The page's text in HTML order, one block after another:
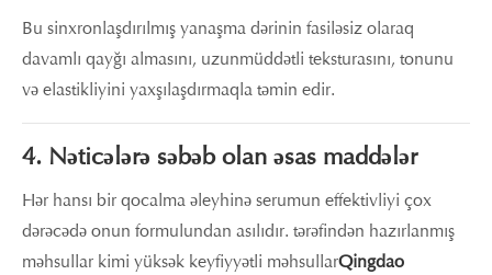
Bu sinxronlaşdırılmış yanaşma dərinin fasiləsiz olaraq
davamlı qayğı almasını, uzunmüddətli teksturasını, tonunu
və elastikliyini yaxşılaşdırmaqla təmin edir.
4. Nəticələrə səbəb olan əsas maddələr
Hər hansı bir qocalma əleyhinə serumun effektivliyi çox
dərəcədə onun formulundan asılıdır. tərəfindən hazırlanmış
məhsullar kimi yüksək keyfiyyətli məhsullarQingdao